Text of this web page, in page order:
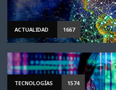
ACTUALIDAD 1667
TECNOLOGÍAS 1574